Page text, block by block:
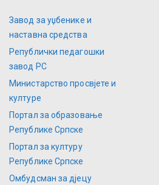
Завод за уџбенике и
наставна средства
Републички педагошки
завод РС
Министарство просвјете и
културе
Портал за образовање
Републике Српске
Портал за културу
Републике Српске
Омбудсман за дјецу